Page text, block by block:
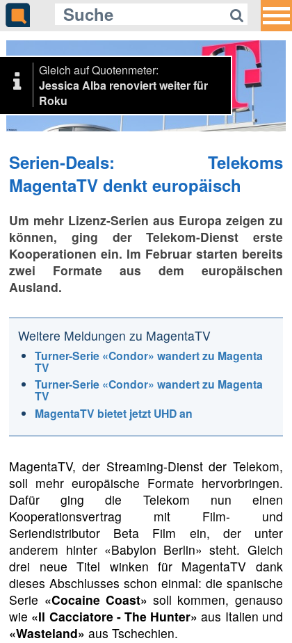
Gleich auf Quotenmeter:
Jessica Alba renoviert weiter für
Roku
Serien-Deals: Telekoms
MagentaTV denkt europäisch
Um mehr Lizenz-Serien aus Europa zeigen zu
können, ging der Telekom-Dienst erste
Kooperationen ein. Im Februar starten bereits
zwei Formate aus dem europäischen
Ausland.
Weitere Meldungen zu MagentaTV
Turner-Serie «Condor» wandert zu Magenta
TV
Turner-Serie «Condor» wandert zu Magenta
TV
MagentaTV bietet jetzt UHD an
MagentaTV, der Streaming-Dienst der Telekom,
soll mehr europäische Formate hervorbringen.
Dafür ging die Telekom nun einen
Kooperationsvertrag mit Film- und
Seriendistributor Beta Film ein, der unter
anderem hinter «Babylon Berlin» steht. Gleich
drei neue Titel winken für MagentaTV dank
dieses Abschlusses schon einmal: die spanische
Serie «Cocaine Coast» soll kommen, genauso
wie «Il Cacciatore - The Hunter» aus Italien und
«Wasteland» aus Tschechien.